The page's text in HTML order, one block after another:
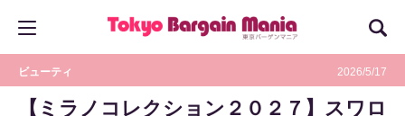
ビューティ 2026/5/17
【ミラノコレクション２０２７】スワロ